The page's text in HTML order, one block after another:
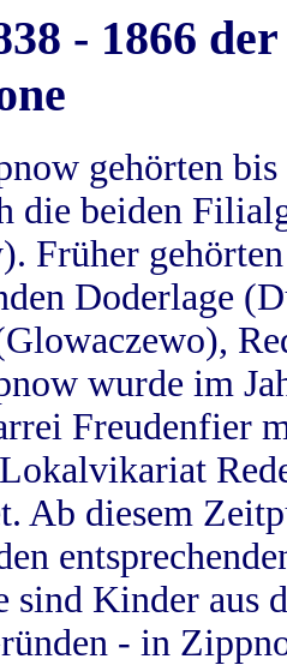
- 1866
gehörten
die beiden
Früher
Doderlage
wurde im
Freudenfier
Ab diesem
sind Kinder aus
- in